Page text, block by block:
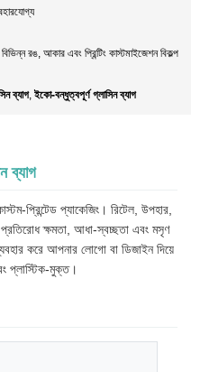
রঙ, আকার এবং প্রিন্টিং কাস্টমাইজেশন বিকল্প
ব্যাগ, ইকো-বন্ধুত্বপূর্ণ গ্লাসিন ব্যাগ
ব্যাগ
প্রিন্টেড প্যাকেজিং। রিটেল, উপহার,
প্রতিরোধ ক্ষমতা, আধা-স্বচ্ছতা এবং মসৃণ
করে আপনার লোগো বা ডিজাইন দিয়ে
প্লাস্টিক-মুক্ত।